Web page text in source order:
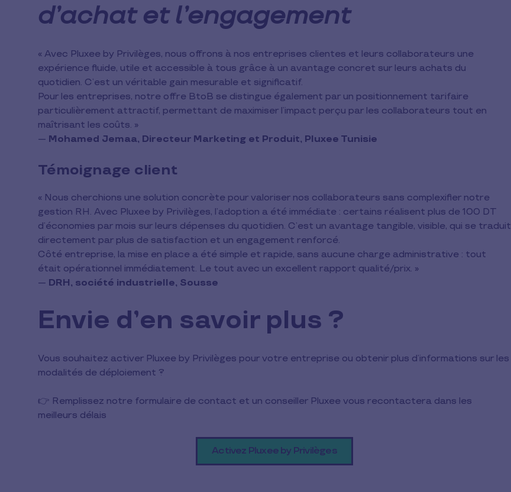
d’achat et l’engagement
« Avec Pluxee by Privilèges, nous offrons à nos entreprises clientes et leurs collaborateurs une
expérience fluide, utile et accessible à tous grâce à un avantage concret sur leurs achats du
quotidien. C’est un véritable gain mesurable et significatif.
Pour les entreprises, notre offre BtoB se distingue également par un positionnement tarifaire
particulièrement attractif, permettant de maximiser l’impact perçu par les collaborateurs tout en
maîtrisant les coûts. »
— Mohamed Jemaa, Directeur Marketing et Produit, Pluxee Tunisie
Témoignage client
« Nous cherchions une solution concrète pour valoriser nos collaborateurs sans complexifier notre
gestion RH. Avec Pluxee by Privilèges, l’adoption a été immédiate : certains réalisent plus de 100 DT
d’économies par mois sur leurs dépenses du quotidien. C’est un avantage tangible, visible, qui se traduit
directement par plus de satisfaction et un engagement renforcé.
Côté entreprise, la mise en place a été simple et rapide, sans aucune charge administrative : tout
était opérationnel immédiatement. Le tout avec un excellent rapport qualité/prix. »
— DRH, société industrielle, Sousse
Envie d’en savoir plus ?
Vous souhaitez activer Pluxee by Privilèges pour votre entreprise ou obtenir plus d’informations sur les
modalités de déploiement ?
👉 Remplissez notre formulaire de contact et un conseiller Pluxee vous recontactera dans les
meilleurs délais
Activez Pluxee by Privilèges